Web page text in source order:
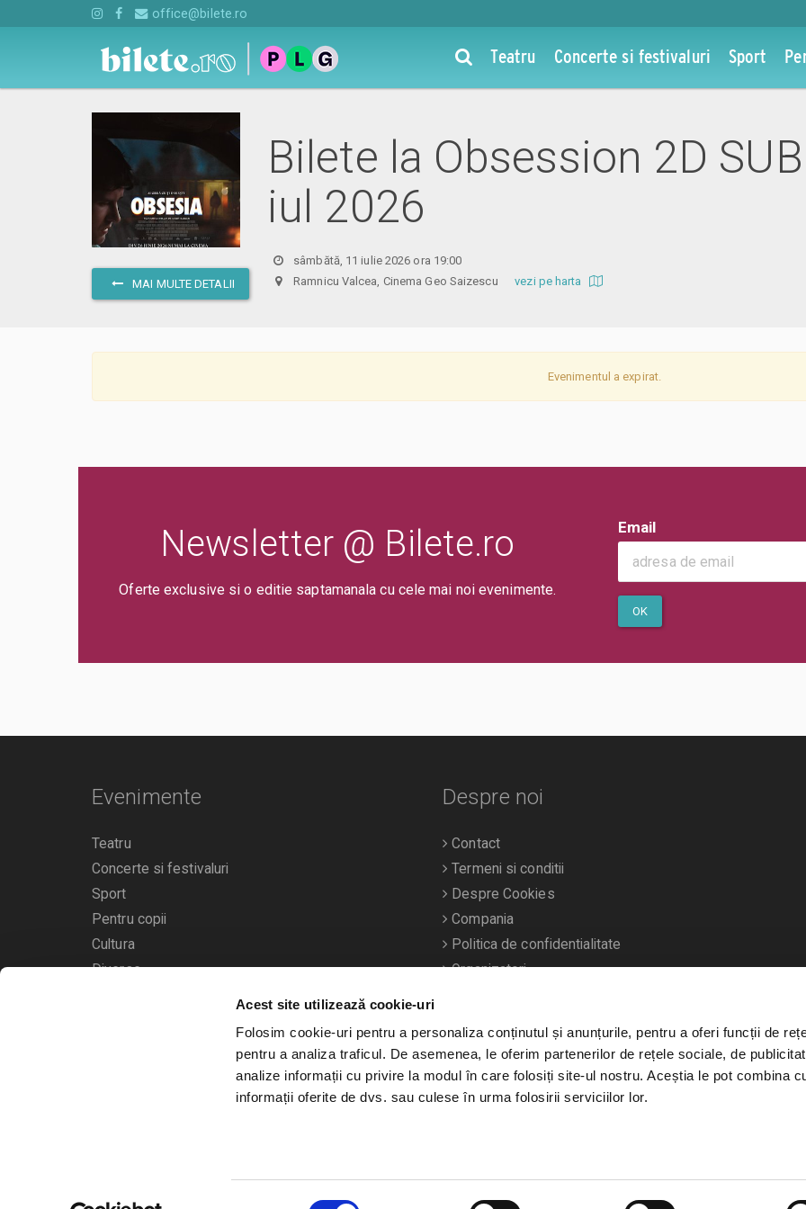
Acest site utilizează cookie-uri
Folosim cookie-uri pentru a personaliza conținutul și anunțurile, pentru a oferi funcții de
pentru a analiza traficul. De asemenea, le oferim partenerilor de rețele sociale, de
analize informații cu privire la modul în care folosiți site-ul nostru. Aceștia le pot combina
informații oferite de dvs. sau culese în urma folosirii serviciilor lor.
office@bilete.ro
Teatru Concerte si festivaluri Sport
MAI MULTE DETALII
Bilete la Obsession 2D SUB
iul 2026
sâmbătă, 11 iulie 2026 ora 19:00
Ramnicu Valcea, Cinema Geo Saizescuvezi pe harta
Evenimentul a expirat.
Newsletter @ Bilete.ro
Oferte exclusive si o editie saptamanala cu cele mai noi evenimente.
Email
OK
Evenimente
Teatru
Concerte si festivaluri
Sport
Pentru copii
Cultura
Diverse
Calendarul evenimentelor
Despre noi
Contact
Termeni si conditii
Despre Cookies
Compania
Politica de confidentialitate
Organizatori
Bilete.ro